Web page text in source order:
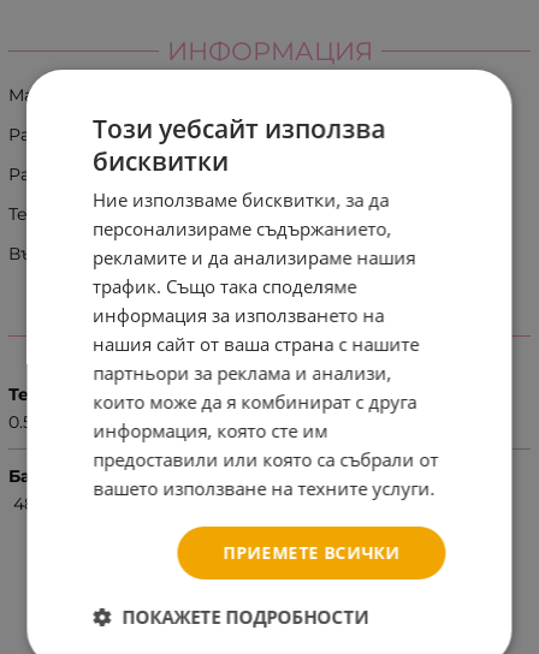
ИНФОРМАЦИЯ
Марка: Polesie Toys
Размер: 27.1x10.2x13.5 см
Размер на опаковка: 32x11.5x18.5 см
Тегло кг: 0.566
Възраст: 3 години +
ХАРАКТЕРИСТИКИ
Тегло (кг.)
0.57
Баркод (ISBN, UPC, др.)
4810344086372
Този уебсайт използва
бисквитки
Ние използваме бисквитки, за да
персонализираме съдържанието,
рекламите и да анализираме нашия
трафик. Също така споделяме
информация за използването на
нашия сайт от ваша страна с нашите
партньори за реклама и анализи,
които може да я комбинират с друга
информация, която сте им
предоставили или която са събрали от
вашето използване на техните услуги.
ПРИЕМЕТЕ ВСИЧКИ
ПОКАЖЕТЕ ПОДРОБНОСТИ